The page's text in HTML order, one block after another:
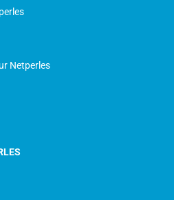
Netperles